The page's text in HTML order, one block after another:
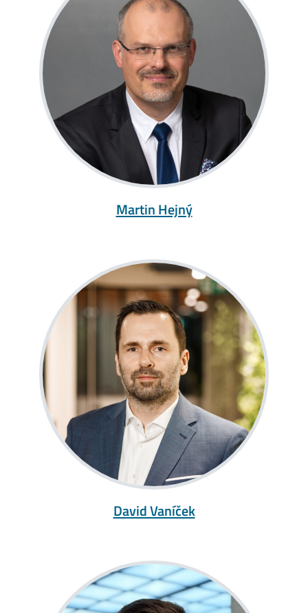
Martin Hejný
David Vaníček